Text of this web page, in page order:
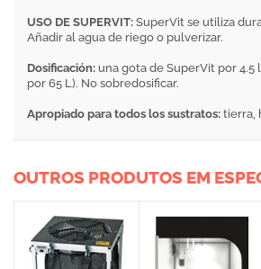
USO DE SUPERVIT: SuperVit se utiliza
Añadir al agua de riego o pulverizar.
Dosificación: una gota de SuperVit por 4.5
por 65 L). No sobredosificar.
Apropiado para todos los sustratos: tierra,
OUTROS PRODUTOS EM